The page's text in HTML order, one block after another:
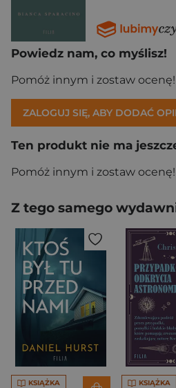
Powiedz nam, co myślisz!
Pomóż innym i zostaw ocenę!
ZALOGUJ SIĘ, ABY DODAĆ
Ten produkt nie ma
Pomóż innym i zostaw ocenę!
Z tego samego
KSIĄŻKA KSIĄŻKA